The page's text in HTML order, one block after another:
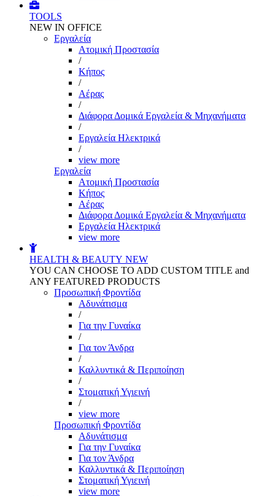
TOOLS
NEW IN OFFICE
Εργαλεία
Aτομική Προστασία
/
Kήπος
/
Αέρας
/
Διάφορα Δομικά Εργαλεία & Μηχανήματα
/
Εργαλεία Ηλεκτρικά
/
view more
Εργαλεία
Aτομική Προστασία
Kήπος
Αέρας
Διάφορα Δομικά Εργαλεία & Μηχανήματα
Εργαλεία Ηλεκτρικά
view more
HEALTH & BEAUTY NEW
YOU CAN CHOOSE TO ADD CUSTOM TITLE and
ANY FEATURED PRODUCTS
Προσωπική Φροντίδα
Αδυνάτισμα
/
Για την Γυναίκα
/
Για τον Άνδρα
/
Καλλυντικά & Περιποίηση
/
Στοματική Υγιεινή
/
view more
Προσωπική Φροντίδα
Αδυνάτισμα
Για την Γυναίκα
Για τον Άνδρα
Καλλυντικά & Περιποίηση
Στοματική Υγιεινή
view more